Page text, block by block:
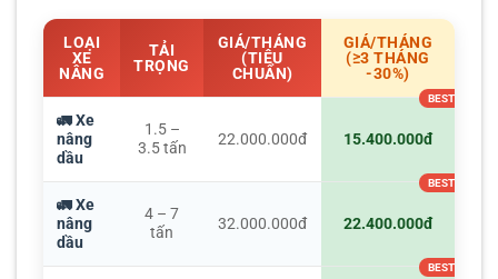
LOẠI
XE
NÂNG
TẢI
TRỌNG
GIÁ/THÁNG
(TIÊU
CHUẨN)
GIÁ/THÁNG
(≥3 THÁNG
-30%)
🚛 Xe
nâng
dầu
1.5 –
3.5 tấn
22.000.000đ 15.400.000đ
🚛 Xe
nâng
dầu
4 – 7
tấn
32.000.000đ 22.400.000đ